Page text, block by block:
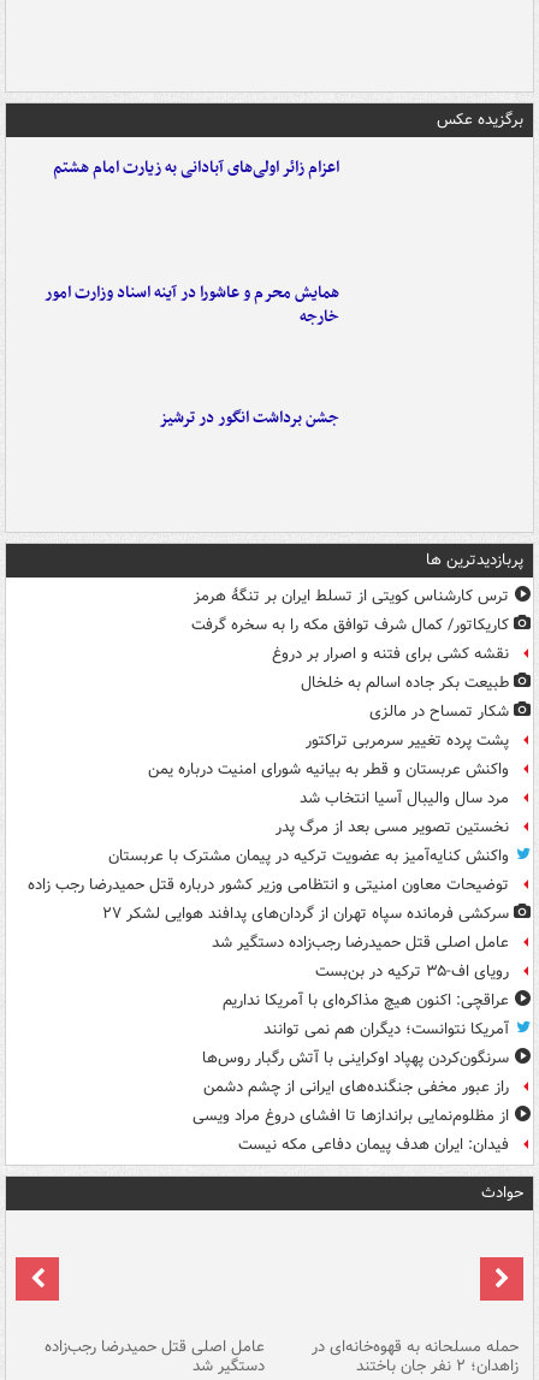
برگزیده عکس
اعزام زائر اولی‌های آبادانی به زیارت امام هشتم
همایش محرم و عاشورا در آینه اسناد وزارت امور
خارجه
جشن برداشت انگور در ترشیز
پربازدیدترین ها
ترس کارشناس کویتی از تسلط ایران بر تنگۀ هرمز
کاریکاتور/ کمال شرف توافق مکه را به سخره گرفت
نقشه کشی برای فتنه و اصرار بر دروغ
طبیعت بکر جاده اسالم به خلخال
شکار تمساح در مالزی
پشت پرده تغییر سرمربی تراکتور
واکنش عربستان و قطر به بیانیه شورای امنیت درباره یمن
مرد سال والیبال آسیا انتخاب شد
نخستین تصویر مسی بعد از مرگ پدر
واکنش کنایه‌آمیز به عضویت ترکیه در پیمان مشترک با عربستان
توضیحات معاون امنیتی و انتظامی وزیر کشور درباره قتل حمیدرضا رجب زاده
سرکشی فرمانده سپاه تهران از گردان‌های پدافند هوایی لشکر ۲۷
عامل اصلی قتل حمیدرضا رجب‌زاده دستگیر شد
رویای اف-۳۵ ترکیه در بن‌بست
عراقچی: اکنون هیچ مذاکره‌ای با آمریکا نداریم
آمریکا نتوانست؛ دیگران هم نمی توانند
سرنگون‌کردن پهپاد اوکراینی با آتش رگبار روس‌ها
راز عبور مخفی جنگنده‌های ایرانی از چشم دشمن
از مظلوم‌نمایی براندازها تا افشای دروغ مراد ویسی
فیدان: ایران هدف پیمان دفاعی مکه نیست
حوادث
حمله مسلحانه به قهوه‌خانه‌ای در
زاهدان؛ ۲ نفر جان باختند
عامل اصلی قتل حمیدرضا رجب‌زاده
دستگیر شد